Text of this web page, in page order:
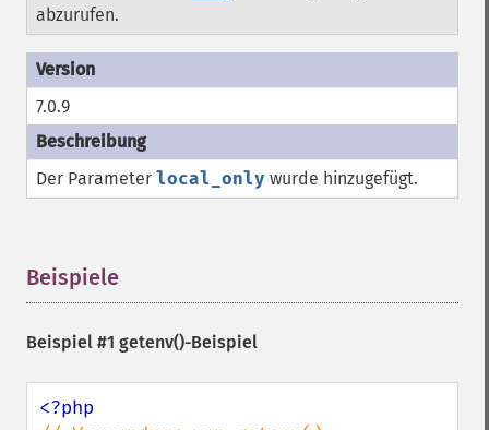
abzurufen.
7.0.9
Der Parameter local_only wurde hinzugefügt.
Beispiele
Beispiel #1 getenv()-Beispiel